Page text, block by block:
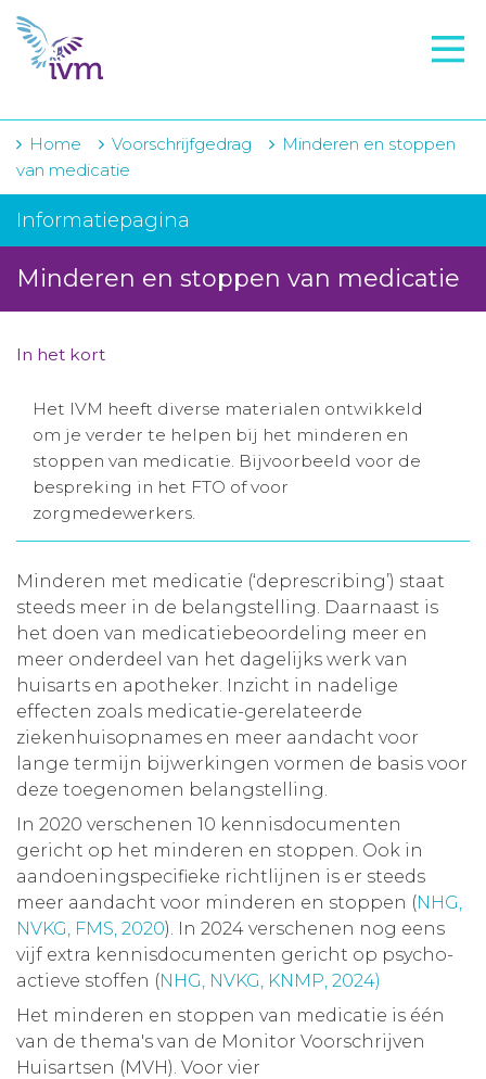
VMI
FTO voorbereiding
IVM-academie
Zorginstellingen
Voorschrijfgedrag
Projecten
Contact
Winkelwagentje
Aanmelden nieuwsbrief
Inloggen
Toegang leeromgeving
Home Voorschrijfgedrag
Minderen en stoppen
van medicatie
Informatiepagina
Minderen en stoppen van medicatie
In het kort
Het IVM heeft diverse materialen ontwikkeld
om je verder te helpen bij het minderen en
stoppen van medicatie. Bijvoorbeeld voor de
bespreking in het FTO of voor
zorgmedewerkers.
Minderen met medicatie (‘deprescribing’) staat
steeds meer in de belangstelling. Daarnaast is
het doen van medicatiebeoordeling meer en
meer onderdeel van het dagelijks werk van
huisarts en apotheker. Inzicht in nadelige
effecten zoals medicatie-gerelateerde
ziekenhuisopnames en meer aandacht voor
lange termijn bijwerkingen vormen de basis voor
deze toegenomen belangstelling.
In 2020 verschenen 10 kennisdocumenten
gericht op het minderen en stoppen. Ook in
aandoeningspecifieke richtlijnen is er steeds
meer aandacht voor minderen en stoppen (NHG,
NVKG, FMS, 2020). In 2024 verschenen nog eens
vijf extra kennisdocumenten gericht op psycho-
actieve stoffen (NHG, NVKG, KNMP, 2024)
Het minderen en stoppen van medicatie is één
van de thema's van de Monitor Voorschrijven
Huisartsen (MVH). Voor vier